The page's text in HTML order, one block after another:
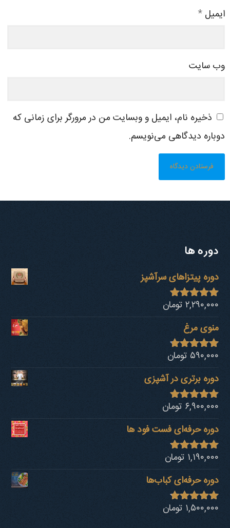
ایمیل *
وب‌ سایت
ذخیره نام، ایمیل و وبسایت من در مرورگر برای زمانی که
دوباره دیدگاهی می‌نویسم.
دوره ها
دوره پیتزاهای سرآشپز
نمره4.94
از 5
۲,۲۹۰,۰۰۰ تومان
منوی مرغ
نمره4.68
از 5
۵۹۰,۰۰۰ تومان
دوره برتری در آشپزی
نمره4.92
از 5
۶,۹۰۰,۰۰۰ تومان
دوره حرفه‌ای فست فود ها
نمره4.80
از 5
۱,۱۹۰,۰۰۰ تومان
دوره حرفه‌ای کباب‎‌ها
نمره4.73
۱,۵۰۰,۰۰۰ تومان